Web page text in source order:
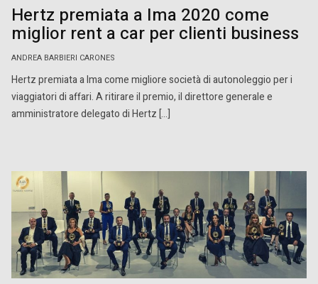
Hertz premiata a Ima 2020 come
miglior rent a car per clienti business
ANDREA BARBIERI CARONES
Hertz premiata a Ima come migliore società di autonoleggio per i
viaggiatori di affari. A ritirare il premio, il direttore generale e
amministratore delegato di Hertz […]